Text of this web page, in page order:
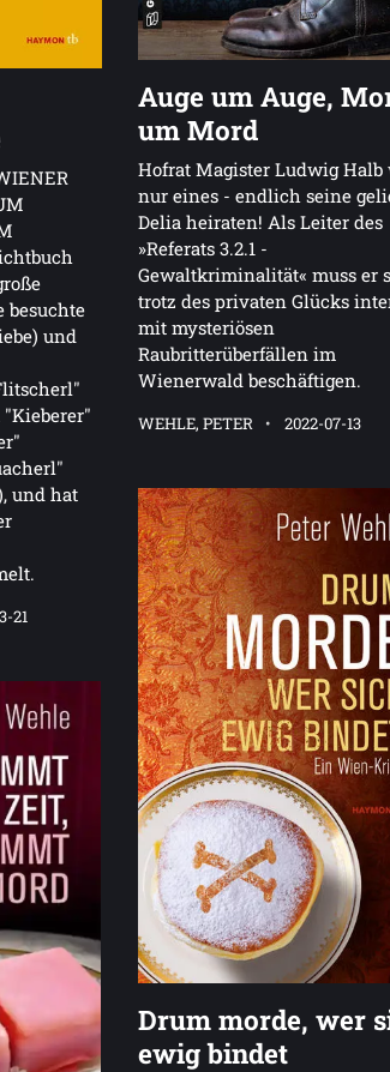
besuchte
und
und hat
21
Auge um Auge,
um Mord
Hofrat Magister Ludwig
nur eines - endlich seine
Delia heiraten! Als Leiter des
»Referats 3.2.1 -
Gewaltkriminalität« muss er
trotz des privaten Glücks
mit mysteriösen
Raubritterüberfällen im
Wienerwald beschäftigen.
WEHLE, PETER 2022-07-13
Drum morde, wer
ewig bindet